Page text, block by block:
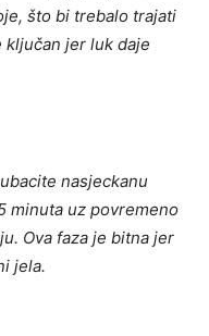
što bi trebalo trajati
jer luk daje
nasjeckanu
minuta uz povremeno
Ova faza je bitna jer
jela.